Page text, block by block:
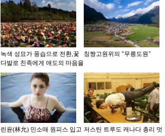
녹색 성묘가 풍습으로 전환,꽃
다발로 친족에게 애도의 마음을
전해
칭짱고원위의 "무릉도원"
린윤(林允) 민소매 원피스 입고 저스틴 트루도 캐나다 총리 멋